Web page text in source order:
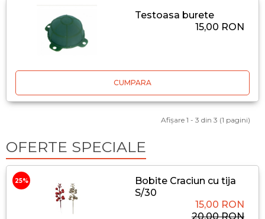
Testoasa burete
15,00 RON
CUMPARA
Afişare 1 - 3 din 3 (1 pagini)
OFERTE SPECIALE
25%
Bobite Craciun cu tija
S/30
15,00 RON
20,00 RON